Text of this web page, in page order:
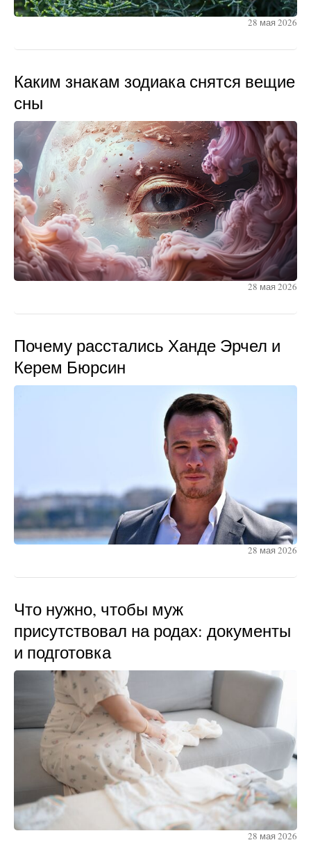
28 мая 2026
Каким знакам зодиака снятся вещие
сны
28 мая 2026
Почему расстались Ханде Эрчел и
Керем Бюрсин
28 мая 2026
Что нужно, чтобы муж
присутствовал на родах: документы
и подготовка
28 мая 2026